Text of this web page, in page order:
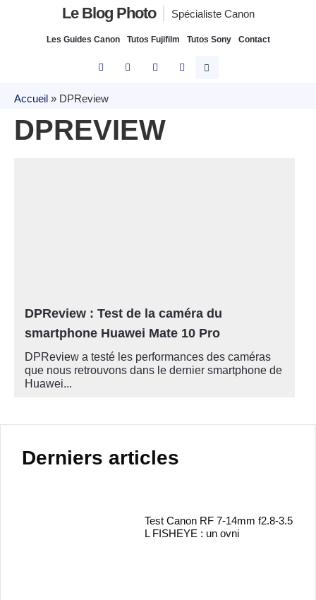
Le Blog Photo Spécialiste Canon
Les Guides Canon Tutos Fujifilm Tutos Sony Contact
Accueil » DPReview
DPREVIEW
DPReview : Test de la caméra du
smartphone Huawei Mate 10 Pro
DPReview a testé les performances des caméras
que nous retrouvons dans le dernier smartphone de
Huawei...
Derniers articles
Test Canon RF 7-14mm f2.8-3.5
L FISHEYE : un ovni